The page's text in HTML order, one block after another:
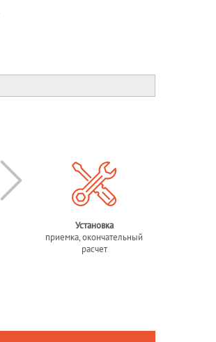
Установка
приемка, окончательный
расчет